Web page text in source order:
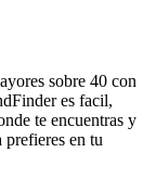
sobre 40 con
es facil,
te encuentras y
prefieres en tu